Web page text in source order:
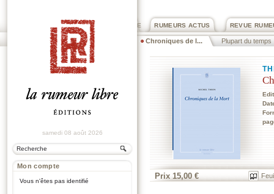
REVUE
RUMEURS ACTUS
PRIX ROGER DEXTRE
Chroniques de l... Plupart du temps
samedi 08 août 2026
Mon compte
Vous n'êtes pas identifié
Prix 15,00 €